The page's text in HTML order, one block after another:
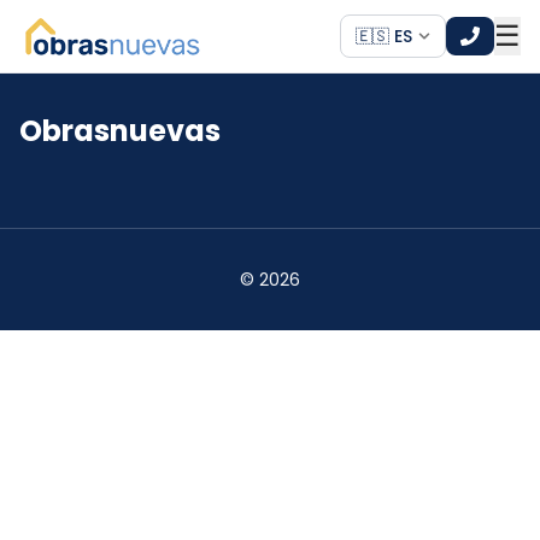
🇪🇸 ES ☰
*
Obrasnuevas
© 2026